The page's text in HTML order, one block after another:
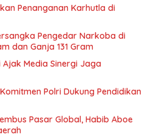
Penanganan Karhutla di
Pengedar Narkoba di
dan Ganja 131 Gram
Ajak Media Sinergi Jaga
Polri Dukung Pendidikan
Pasar Global, Habib Aboe